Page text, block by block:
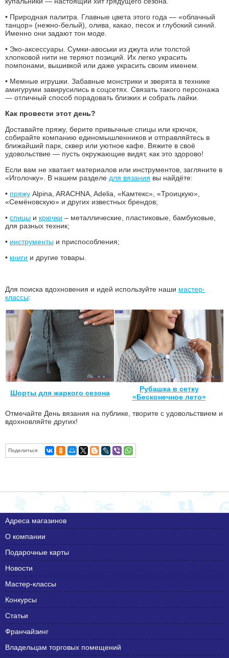
• Природная палитра. Главные цвета этого года — «облачный
танцор» (нежно-белый), олива, какао, песок и глубокий синий.
Именно они задают тон моде.
• Эко-аксессуары. Сумки-авоськи из джута или толстой
хлопковой нити не теряют позиций. Их легко украсить
помпонами, вышивкой или даже украсить своим именем.
• Мемные игрушки. Забавные монстрики и зверята в технике
амигуруми завирусились в соцсетях. Связать такого персонажа
— отличный способ порадовать близких и собрать лайки.
Как провести этот день?
Доставайте пряжу, берите привычные спицы или крючок,
собирайте компанию единомышленников и отправляйтесь в
ближайший парк, сквер или уютное кафе. Вяжите в своё
удовольствие — пусть окружающие видят, как это здорово!
Если вам не хватает материалов или инструментов, загляните в
«Иголочку». В нашем разделе для вязания вы найдёте:
• пряжу Alpina, ARACHNA, Adelia, «Камтекс», «Троицкую»,
«Семёновскую» и других известных брендов;
• спицы и крючки – металлические, пластиковые, бамбуковые,
для разных техник;
• инструменты и приспособления;
• книги и другие товары.
Для поиска вдохновения и идей используйте наши мастер-
классы:
Шорты для жаркого сезона
Рубашка в сетку
«Бесконечное лето»
Отмечайте День вязания на публике, творите с удовольствием и
вдохновляйте других!
Поделиться
Адреса магазинов
О компании
Подарочные карты
Новости
Мастер-классы
Конкурсы
Статьи
Франчайзинг
Владельцам торговых помещений